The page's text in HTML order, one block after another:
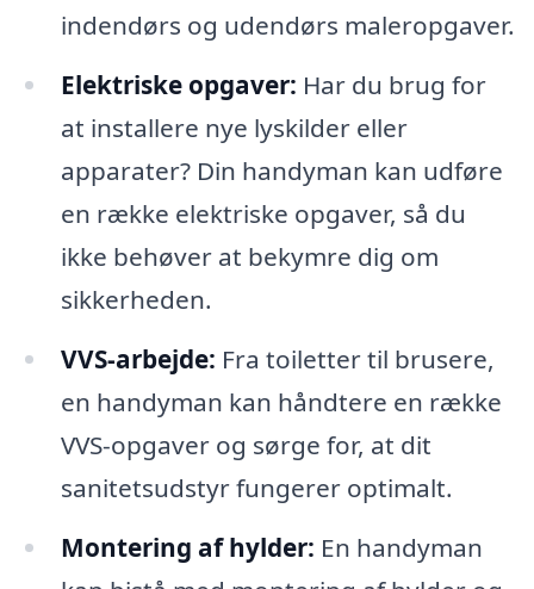
indendørs og udendørs maleropgaver.
Elektriske opgaver: Har du brug for
at installere nye lyskilder eller
apparater? Din handyman kan udføre
en række elektriske opgaver, så du
ikke behøver at bekymre dig om
sikkerheden.
VVS-arbejde: Fra toiletter til brusere,
en handyman kan håndtere en række
VVS-opgaver og sørge for, at dit
sanitetsudstyr fungerer optimalt.
Montering af hylder: En handyman